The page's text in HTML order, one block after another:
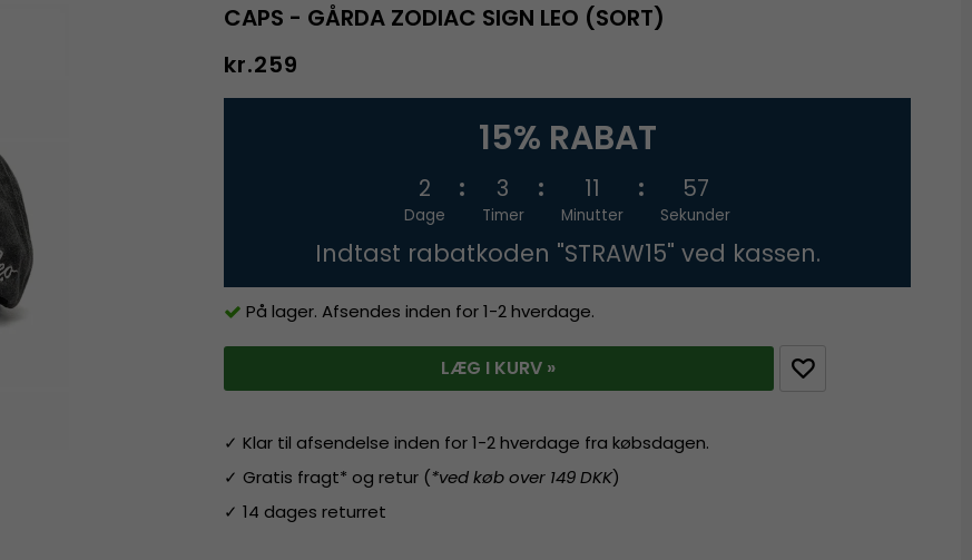
CAPS - GÅRDA ZODIAC SIGN LEO (SORT)
kr.259
15% RABAT
2
Dage
3
Timer
11
Minutter
57
Sekunder
Indtast rabatkoden "STRAW15" ved kassen.
På lager. Afsendes inden for 1-2 hverdage.
LÆG I KURV »
✓ Klar til afsendelse inden for 1-2 hverdage fra købsdagen.
✓ Gratis fragt* og retur (*ved køb over 149 DKK)
✓ 14 dages returret